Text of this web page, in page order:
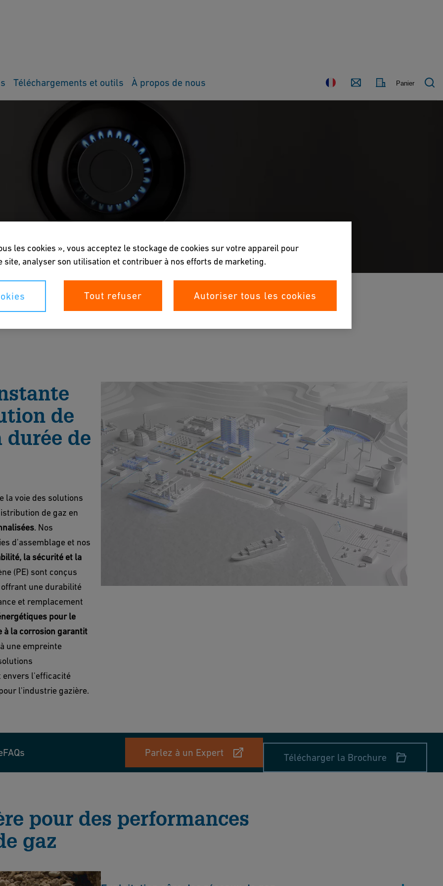
Pays
Nous
contacter
Panier
Téléchargements et outils À propos de nous
vous aident à réduire les coûts et à
de
de
la voie des solutions
de gaz en
. Nos
d'assemblage et nos
la sécurité et la
(PE) sont conçus
une durabilité
et remplacement
pour le
la corrosion garantit
une empreinte
envers l'efficacité
l'industrie gazière.
FAQs Parlez à un Expert Télécharger la Brochure
pour des performances
gaz
les cookies », vous acceptez le stockage de cookies sur votre appareil pour
site, analyser son utilisation et contribuer à nos efforts de marketing.
Tout refuser Autoriser tous les cookies